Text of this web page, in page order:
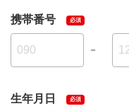
携帯番号
－
生年月日